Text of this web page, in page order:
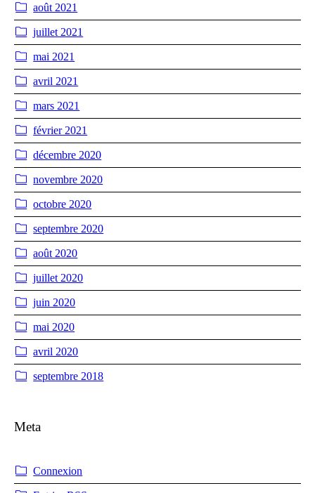
août 2021
juillet 2021
mai 2021
avril 2021
mars 2021
février 2021
décembre 2020
novembre 2020
octobre 2020
septembre 2020
août 2020
juillet 2020
juin 2020
mai 2020
avril 2020
septembre 2018
Meta
Connexion